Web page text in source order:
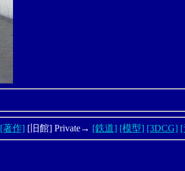
[著作] [旧館] Private→ [鉄道] [模型] [3DCG] [